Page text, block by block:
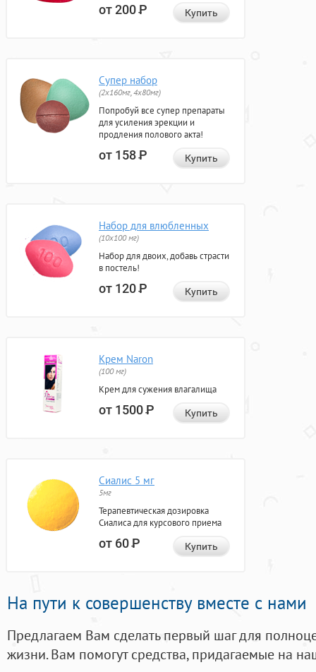
от 200Р Купить
Супер набор
(2х160мг, 4х80мг)
Попробуй все супер препараты
для усиления эрекции и
продления полового акта!
от 158Р Купить
Набор для влюбленных
(10х100 мг)
Набор для двоих, добавь страсти
в постель!
от 120Р Купить
Крем Naron
(100 мг)
Крем для сужения влагалища
от 1500Р Купить
Сиалис 5 мг
5мг
Терапевтическая дозировка
Сиалиса для курсового приема
от 60Р Купить
На пути к совершенству вместе с нами
Предлагаем Вам сделать первый шаг для
жизни. Вам помогут средства, придагаемые на